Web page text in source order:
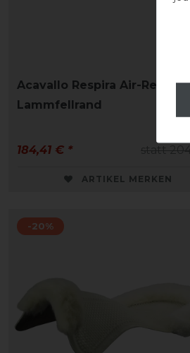
Acavallo Respira Air-Release
Lammfellrand
184,41 € *
ARTIKEL MERKEN
-20%